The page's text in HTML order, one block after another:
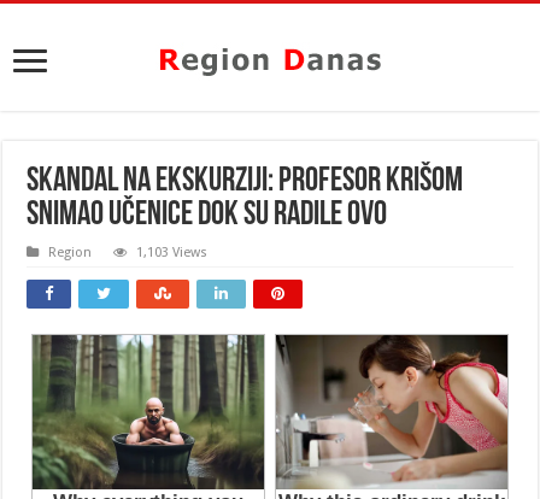
SKANDAL NA EKSKURZIJI: Profesor krišom
snimao učenice dok su RADILE OVO
Region 1,103 Views